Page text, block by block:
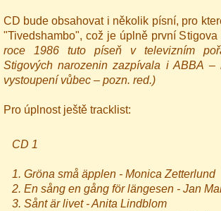
CD bude obsahovat i několik písní, pro
"Tivedshambo", což je úplně první
roce 1986 tuto píseň v televizním
Stigových narozenin zazpívala i ABBA
vystoupení vůbec – pozn. red.)
Pro úplnost ještě tracklist:
CD 1
1. Gröna små äpplen - Monica Zetterlund
2. En sång en gång för längesen - Jan
3. Sånt är livet - Anita Lindblom